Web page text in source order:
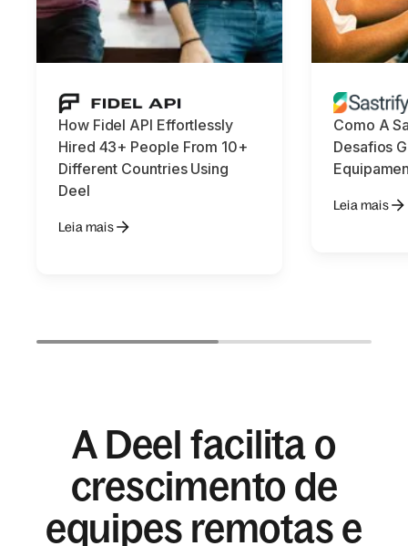
How Fidel API Effortlessly
Hired 43+ People From 10+
Different Countries Using
Deel
Leia mais
Como A
Desafios
Leia mais
A Deel facilita o
crescimento de
equipes remotas e